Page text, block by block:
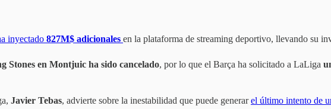
inyectado 827M$ adicionales en la plataforma de streaming deportivo, llevando su
Stones en Montjuic ha sido cancelado, por lo que el Barça ha solicitado a LaLiga
Javier Tebas, advierte sobre la inestabilidad que puede generarel último intento de